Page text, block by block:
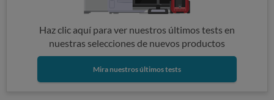
Haz clic aquí para ver nuestros últimos tests en
nuestras selecciones de nuevos productos
Mira nuestros últimos tests